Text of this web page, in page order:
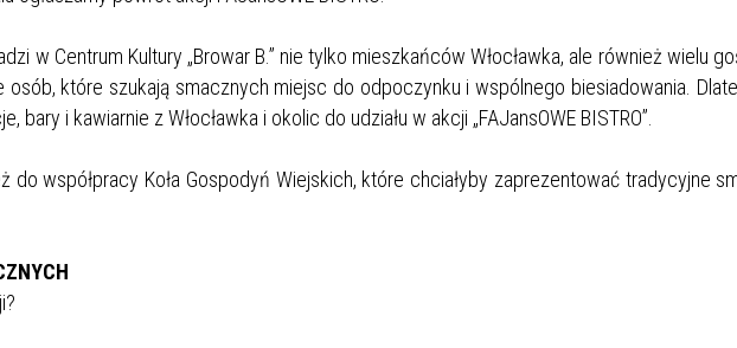
w Centrum Kultury „Browar B.” nie tylko mieszkańców Włocławka, ale również wielu
osób, które szukają smacznych miejsc do odpoczynku i wspólnego biesiadowania.
bary i kawiarnie z Włocławka i okolic do udziału w akcji „FAJansOWE BISTRO”.
do współpracy Koła Gospodyń Wiejskich, które chciałyby zaprezentować tradycyjne